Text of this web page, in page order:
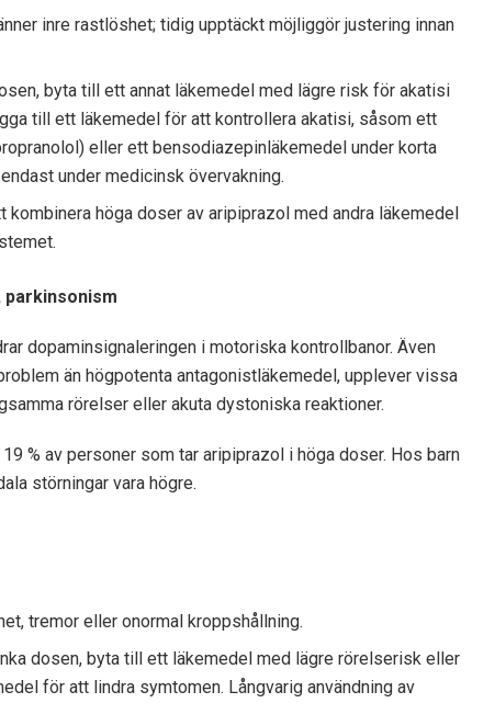
inre rastlöshet; tidig upptäckt möjliggör justering innan
byta till ett annat läkemedel med lägre risk för akatisi
till ett läkemedel för att kontrollera akatisi, såsom ett
eller ett bensodiazepinläkemedel under korta
under medicinsk övervakning.
höga doser av aripiprazol med andra läkemedel
parkinsonism
dopaminsignaleringen i motoriska kontrollbanor. Även
än högpotenta antagonistläkemedel, upplever vissa
rörelser eller akuta dystoniska reaktioner.
% av personer som tar aripiprazol i höga doser. Hos barn
störningar vara högre.
tremor eller onormal kroppshållning.
dosen, byta till ett läkemedel med lägre rörelserisk eller
för att lindra symtomen. Långvarig användning av